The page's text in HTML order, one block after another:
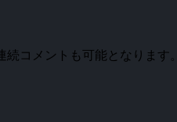
続コメントも可能となります。